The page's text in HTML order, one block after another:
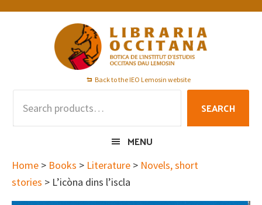
Skip
Skip
Skip
Back to the IEO Lemosin website
SEARCH
MENU
Home > Books > Literature > Novels, short
stories > L’icòna dins l’iscla